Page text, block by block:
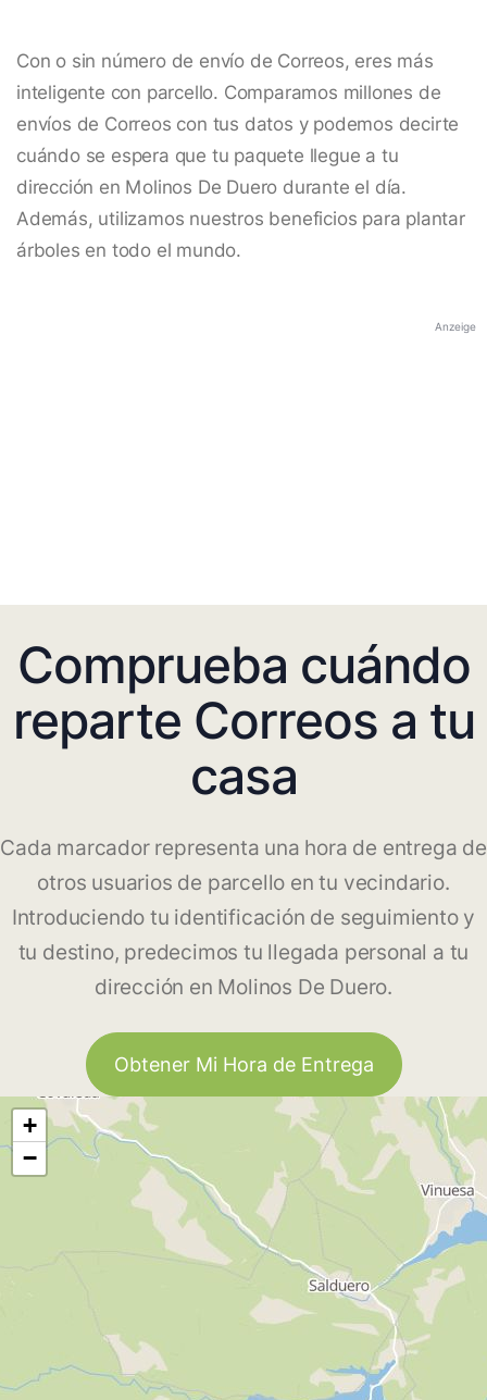
Con o sin número de envío de Correos, eres más
inteligente con parcello. Comparamos millones de
envíos de Correos con tus datos y podemos decirte
cuándo se espera que tu paquete llegue a tu
dirección en Molinos De Duero durante el día.
Además, utilizamos nuestros beneficios para plantar
árboles en todo el mundo.
Anzeige
Comprueba cuándo
reparte Correos a tu
casa
Cada marcador representa una hora de entrega de
otros usuarios de parcello en tu vecindario.
Introduciendo tu identificación de seguimiento y
tu destino, predecimos tu llegada personal a tu
dirección en Molinos De Duero.
Obtener Mi Hora de Entrega
+
−